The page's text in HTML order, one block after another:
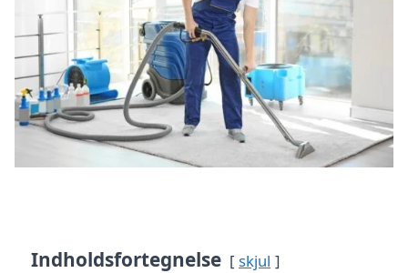
Indholdsfortegnelse skjul